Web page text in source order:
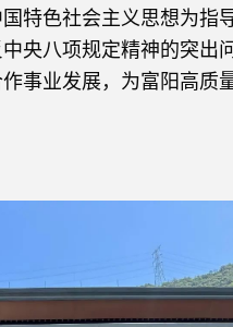
特色社会主义思想为指
央八项规定精神的突出
事业发展，为富阳高质